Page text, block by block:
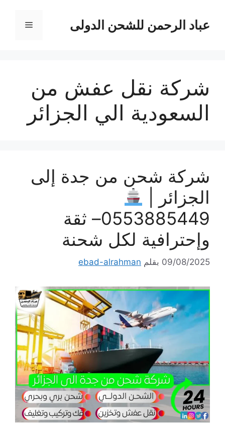
المحتوىعباد الرحمن للشحن الدولى القائمة
شركة نقل عفش من
السعودية الي الجزائر
شركة شحن من جدة إلى
الجزائر |
0553885449– ثقة
وإحترافية لكل شحنة
09/08/2025 بقلم ebad-alrahman